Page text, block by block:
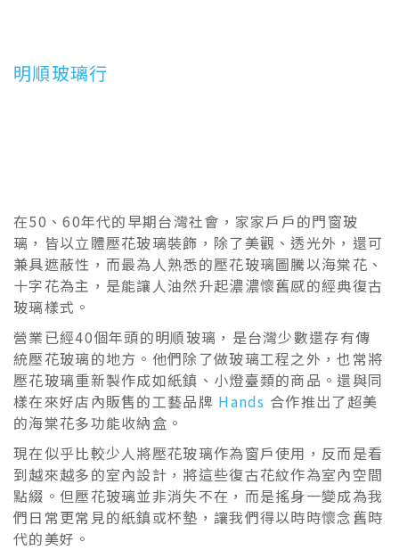
明順玻璃行
在50、60年代的早期台灣社會，家家戶戶的門窗玻
璃，皆以立體壓花玻璃裝飾，除了美觀、透光外，還可
兼具遮蔽性，而最為人熟悉的壓花玻璃圖騰以海棠花、
十字花為主，是能讓人油然升起濃濃懷舊感的經典復古
玻璃樣式。
營業已經40個年頭的明順玻璃，是台灣少數還存有傳
統壓花玻璃的地方。他們除了做玻璃工程之外，也常將
壓花玻璃重新製作成如紙鎮、小燈臺類的商品。還與同
樣在來好店內販售的工藝品牌 Hands 合作推出了超美
的海棠花多功能收納盒。
現在似乎比較少人將壓花玻璃作為窗戶使用，反而是看
到越來越多的室內設計，將這些復古花紋作為室內空間
點綴。但壓花玻璃並非消失不在，而是搖身一變成為我
們日常更常見的紙鎮或杯墊，讓我們得以時時懷念舊時
代的美好。